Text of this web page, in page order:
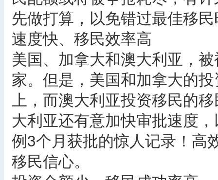
先做打算，以免错过最佳移
速度快、移民效率高
美国、加拿大和澳大利亚，
家。但是，美国和加拿大的
上，而澳大利亚投资移民的
大利亚还有意加快审批速度
例3个月获批的惊人记录！高
移民信心。